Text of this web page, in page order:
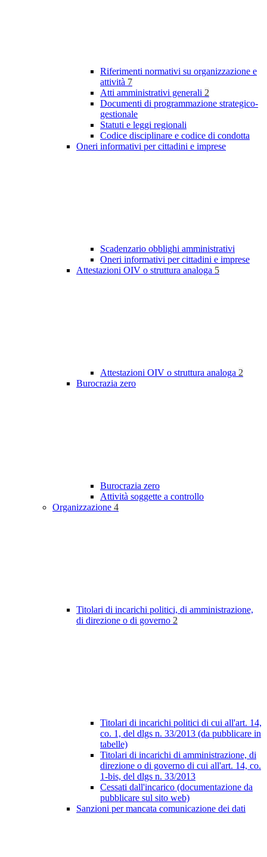
Riferimenti normativi su organizzazione e
attività 7
Atti amministrativi generali 2
Documenti di programmazione strategico-
gestionale
Statuti e leggi regionali
Codice disciplinare e codice di condotta
Oneri informativi per cittadini e imprese
Scadenzario obblighi amministrativi
Oneri informativi per cittadini e imprese
Attestazioni OIV o struttura analoga 5
Attestazioni OIV o struttura analoga 2
Burocrazia zero
Burocrazia zero
Attività soggette a controllo
Organizzazione 4
Titolari di incarichi politici, di amministrazione,
di direzione o di governo 2
Titolari di incarichi politici di cui all'art. 14,
co. 1, del dlgs n. 33/2013 (da pubblicare in
tabelle)
Titolari di incarichi di amministrazione, di
direzione o di governo di cui all'art. 14, co.
1-bis, del dlgs n. 33/2013
Cessati dall'incarico (documentazione da
pubblicare sul sito web)
Sanzioni per mancata comunicazione dei dati